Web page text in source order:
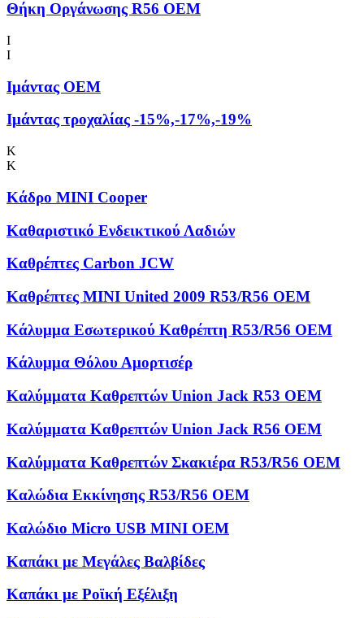
Θήκη Οργάνωσης R56 OEM
Ι
Ι
Ιμάντας OEM
Ιμάντας τροχαλίας -15%,-17%,-19%
Κ
Κ
Κάδρο MINI Cooper
Καθαριστικό Ενδεικτικού Λαδιών
Καθρέπτες Carbon JCW
Καθρέπτες MINI United 2009 R53/R56 OEM
Κάλυμμα Εσωτερικού Καθρέπτη R53/R56 OEM
Κάλυμμα Θόλου Αμορτισέρ
Καλύμματα Kαθρεπτών Union Jack R53 OEM
Καλύμματα Καθρεπτών Union Jack R56 OEM
Καλύμματα Καθρεπτών Σκακιέρα R53/R56 OEM
Καλώδια Εκκίνησης R53/R56 OEM
Καλώδιο Micro USB MINI OEM
Καπάκι με Μεγάλες Βαλβίδες
Καπάκι με Ροϊκή Εξέλιξη